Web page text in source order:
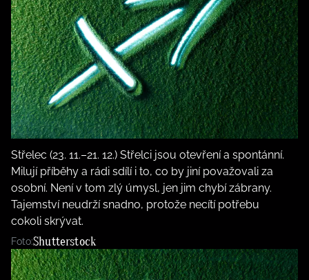
Střelec (23. 11.–21. 12.) Střelci jsou otevření a spontánní.
Milují příběhy a rádi sdílí i to, co by jiní považovali za
osobní. Není v tom zlý úmysl, jen jim chybí zábrany.
Tajemství neudrží snadno, protože necítí potřebu
cokoli skrývat.
Foto:Shutterstock